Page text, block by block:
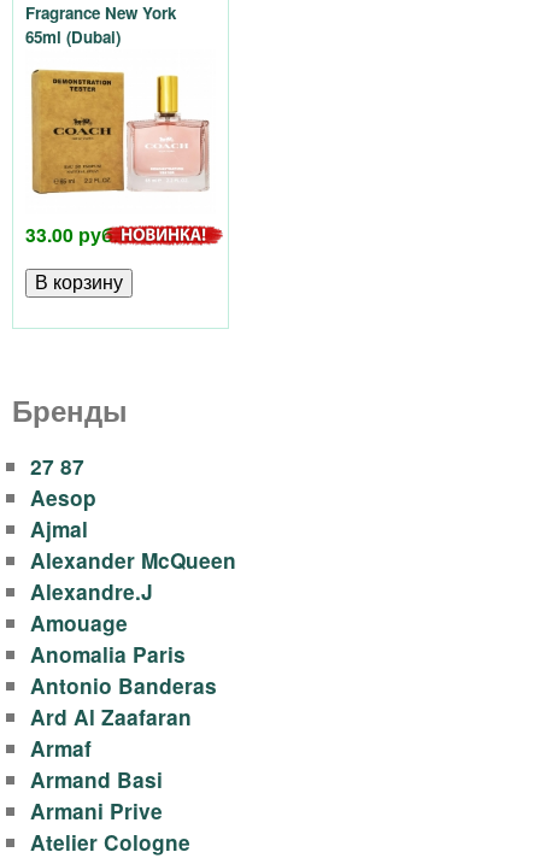
п
а
р
ф
ю
м
р
и
и
A
r
o
m
a
ю
х
у
Fragrance New York
65ml (Dubai)
33.00 руб.
Бренды
27 87
Aesop
Ajmal
Alexander McQueen
Alexandre.J
Amouage
Anomalia Paris
Antonio Banderas
Ard Al Zaafaran
Armaf
Armand Basi
Armani Prive
Atelier Cologne